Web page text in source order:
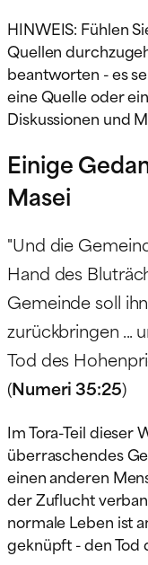
HINWEIS: Fühlen
Quellen
beantworten - es
eine Quelle oder
Diskussionen und
Einige
Masei
"Und die
Hand des
Gemeinde soll
zurückbringen ...
Tod des
(Numeri 35:25)
Im Tora-Teil dieser
überraschendes
einen anderen
der Zuflucht
normale Leben ist
geknüpft - den Tod